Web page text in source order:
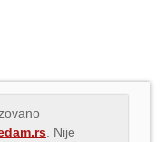
. Nije